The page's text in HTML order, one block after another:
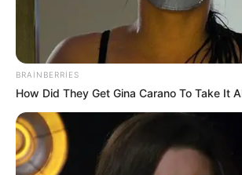
BRAINBERRIES
How Did They Get Gina Carano To Take It